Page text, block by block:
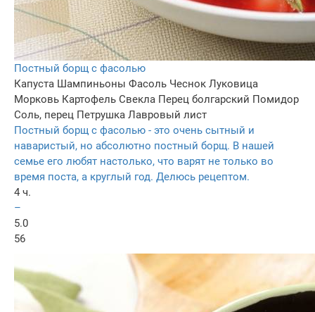
Постный борщ с фасолью
Капуста Шампиньоны Фасоль Чеснок Луковица
Морковь Картофель Свекла Перец болгарский Помидор
Соль, перец Петрушка Лавровый лист
Постный борщ с фасолью - это очень сытный и
наваристый, но абсолютно постный борщ. В нашей
семье его любят настолько, что варят не только во
время поста, а круглый год. Делюсь рецептом.
4 ч.
–
5.0
56